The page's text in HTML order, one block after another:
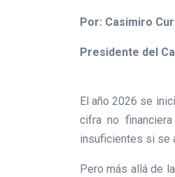
Por: Casimiro
Presidente del
El año 2026 se
cifra no
insuficientes si se
Pero más allá de